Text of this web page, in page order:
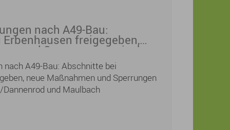
nach A49-Bau:
freigegeben,
und Sperrungen zwischen
und Maulbach
nach A49-Bau: Abschnitte bei
neue Maßnahmen und Sperrungen
und Maulbach